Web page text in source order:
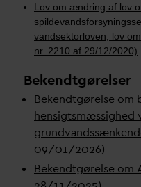
Lov om ændring af lov
spildev
vandsektorloven, lov om
nr. 2210 af 29/12/2020)
Bekendtgørelser
Bekendtgørelse om
hensigtsmæssighed
grundv
09/01/2026)
Bekendtgørelse om